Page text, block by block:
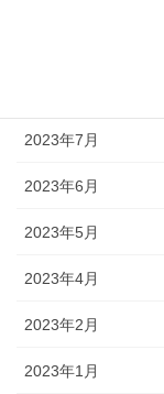
2023年7月
2023年6月
2023年5月
2023年4月
2023年2月
2023年1月